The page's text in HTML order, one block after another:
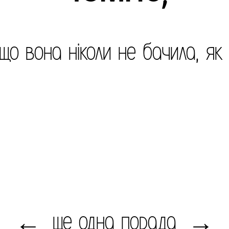
вона ніколи не бачила,
← ще одна порада →